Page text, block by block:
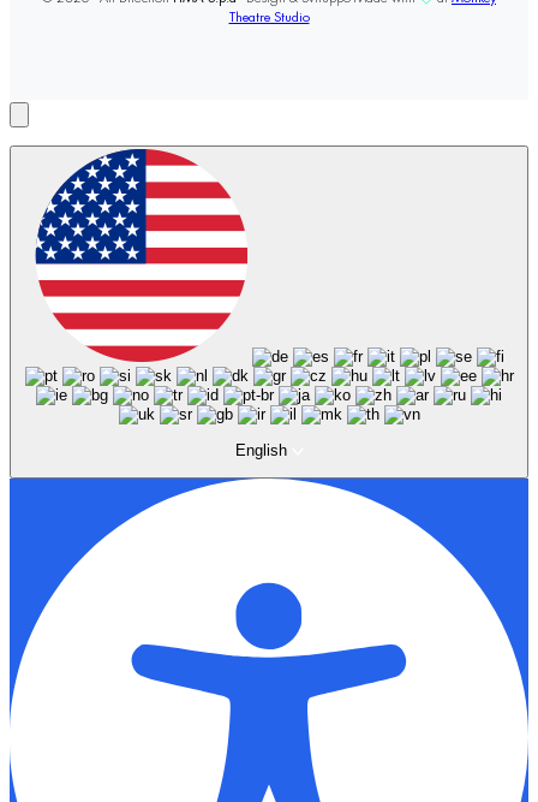
Theatre Studio
English